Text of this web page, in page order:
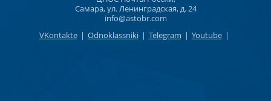
Самара, ул. Ленинградская, д. 24
info@astobr.com
VKontakte | Odnoklassniki | Telegram | Youtube |